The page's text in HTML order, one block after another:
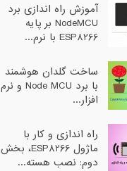
آموزش راه اندازی برد
NodeMCU بر پایه
ESP8266 با نرم...
ساخت گلدان هوشمند
با برد Node MCU و نرم
افزار...
راه اندازی و کار با
ماژول ESP8266، بخش
دوم: نصب هسته...